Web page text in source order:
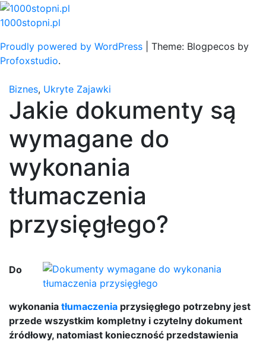
Skip
to
1000stopni.pl
Proudly powered by WordPress
Theme: Blogpecos by
Profoxstudio.
Biznes, Ukryte Zajawki
Jakie dokumenty są
wymagane do
wykonania
tłumaczenia
przysięgłego?
Do
wykonania tłumaczenia przysięgłego potrzebny jest
przede wszystkim kompletny i czytelny dokument
źródłowy, natomiast konieczność przedstawienia